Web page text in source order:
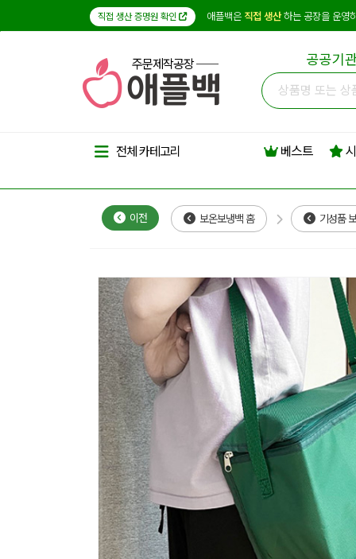
직접 생산 증명원 확인 애플백은 직접 생산하는 공장을 운영
주문제작공장 공공기
전체 카테고리 베스트
이전 보온보냉백 홈 기성품